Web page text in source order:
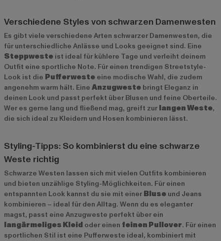
Verschiedene Styles von schwarzen Damenwesten
Es gibt viele verschiedene Arten schwarzer Damenwesten, die
für unterschiedliche Anlässe und Looks geeignet sind. Eine
Steppweste ist ideal für kühlere Tage und verleiht deinem
Outfit eine sportliche Note. Für einen trendigen Streetstyle-
Look ist die Pufferweste eine modische Wahl, die zudem
angenehm warm hält. Eine Anzugweste bringt Eleganz in
deinen Look und passt perfekt über Blusen und feine Oberteile.
Wer es gerne lang und fließend mag, greift zur langen Weste,
die sich ideal zu Kleidern und Hosen kombinieren lässt.
Styling-Tipps: So kombinierst du eine schwarze
Weste richtig
Schwarze Westen lassen sich mit vielen Outfits kombinieren
und bieten unzählige Styling-Möglichkeiten. Für einen
entspannten Look kannst du sie mit einer Bluse und Jeans
kombinieren – ideal für den Alltag. Wenn du es eleganter
magst, passt eine Anzugweste perfekt über ein
langärmeliges Kleid oder einen feinen Pullover. Für einen
sportlichen Stil ist eine Pufferweste ideal, kombiniert mit